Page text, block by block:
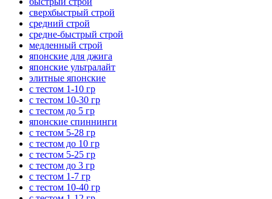
сверхбыстрый строй
средний строй
средне-быстрый строй
медленный строй
японские для джига
японские ультралайт
элитные японские
с тестом 1-10 гр
с тестом 10-30 гр
с тестом до 5 гр
японские спиннинги
с тестом 5-28 гр
с тестом до 10 гр
с тестом 5-25 гр
с тестом до 3 гр
с тестом 1-7 гр
с тестом 10-40 гр